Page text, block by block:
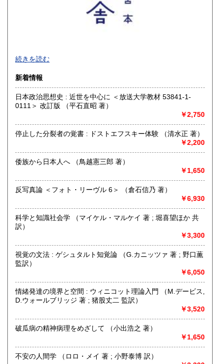
【 厚紙封筒＋OPP袋で丁寧梱包 / 公費歓迎 】
します
沿線名：-
最寄駅：-
定休日：-
〈 人文書・美術書・専門書 〉
☎買取受付フリーダイヤル 0120-989-307
https://lin.ee/NDp1ENf
取り扱い分野
哲学宗教、社会科学、自然科学、美術工芸、国語国文、外国
文学、サブカルチャー、古書一般（その他）
人文書・美術書・専門書
続きを読む
新着情報
日本政治思想史 : 近世を中心に ＜放送大学教材 53841-1-
0111＞ 改訂版 （平石直昭 著）
￥2,750
停止した分裂者の覚書 : ドストエフスキー体験 （清水正 著）
￥2,200
倭族から日本人へ （鳥越憲三郎 著）
￥1,650
反写真論 ＜フォト・リーヴル 6＞ （倉石信乃 著）
￥6,930
科学と知識社会学 （マイケル・マルケイ 著 ; 堀喜望ほか 共
訳）
￥3,300
視覚の文法 : ゲシュタルト知覚論 （G.カニッツァ 著 ; 野口薫
監訳）
￥6,050
情緒発達の境界と空間 : ウィニコット理論入門 （M.デービス,
D.ウォールブリッジ 著 ; 猪股丈二 監訳）
￥3,520
破瓜病の精神病理をめざして （小出浩之 著）
￥1,650
不安の人間学 （ロロ・メイ 著 ; 小野泰博 訳）